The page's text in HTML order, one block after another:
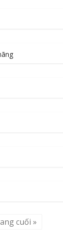
cuối »